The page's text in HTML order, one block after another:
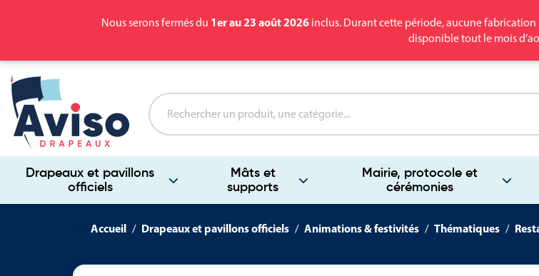
Nous serons fermés du 1er au 23 août 2026 inclus. Durant cette période, aucune
disponible tout le mois
Drapeaux et pavillons
officiels
Mâts et
supports
Mairie, protocole et
cérémonies
Accueil Drapeaux et pavillons officiels Animations & festivités Thématiques